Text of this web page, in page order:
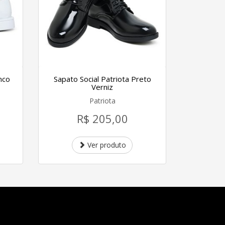
Sapato Social Patriota Preto
Verniz
Patriota
R$ 205,00
Ver produto